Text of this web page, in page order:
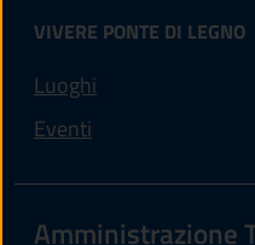
VIVERE PONTE DI LEGNO
Luoghi
Eventi
Amministrazione